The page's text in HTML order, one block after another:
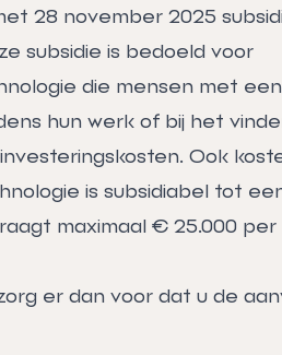
28 november 2025
subsidie is bedoeld voor
die mensen met een
hun werk of bij het
Ook
is subsidiabel tot
maximaal € 25.000 per
er dan voor dat u de